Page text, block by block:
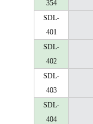
354
SDL-
401
SDL-
402
SDL-
403
SDL-
404